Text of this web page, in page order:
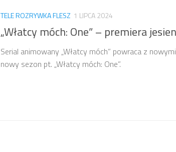
TELE ROZRYWKA FLESZ 1 LIPCA 2024
„Włatcy móch: One” – premiera
Serial animowany „Włatcy móch” powraca z
nowy sezon pt. „Włatcy móch: One”.